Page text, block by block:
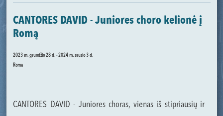
CANTORES DAVID - Juniores choro kelionė į
Romą
2023 m. gruodžio 28 d. - 2024 m. sausio 3 d.
Roma
CANTORES DAVID - Juniores choras, vienas iš stipriausių ir